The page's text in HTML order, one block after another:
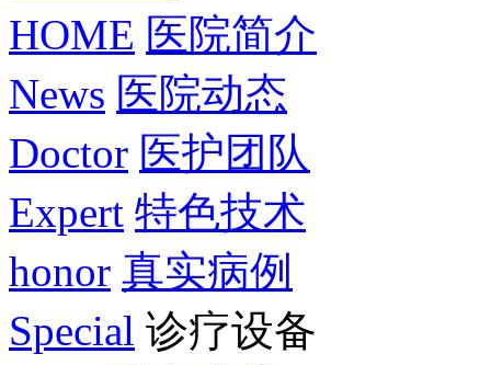
HOME 医院简介
News 医院动态
Doctor 医护团队
Expert 特色技术
honor 真实病例
Special 诊疗设备